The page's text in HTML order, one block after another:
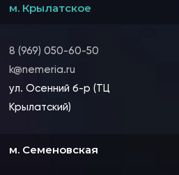
м. Крылатское
8 (969) 050-60-50
k@nemeria.ru
ул. Осенний б-р (ТЦ
Крылатский)
м. Семеновская